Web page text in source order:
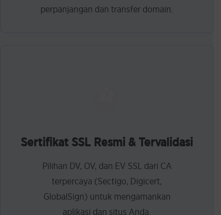
perpanjangan dan transfer domain.
Sertifikat SSL Resmi & Tervalidasi
Pilihan DV, OV, dan EV SSL dari CA
terpercaya (Sectigo, Digicert,
GlobalSign) untuk mengamankan
aplikasi dan situs Anda.